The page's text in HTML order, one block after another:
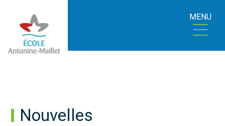
MENU
Nouvelles